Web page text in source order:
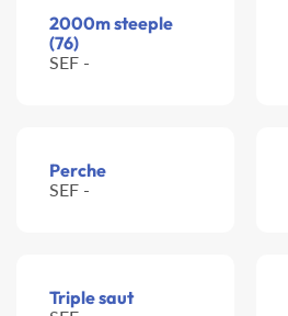
2000m steeple
(76)
SEF -
Perche
SEF -
Triple saut